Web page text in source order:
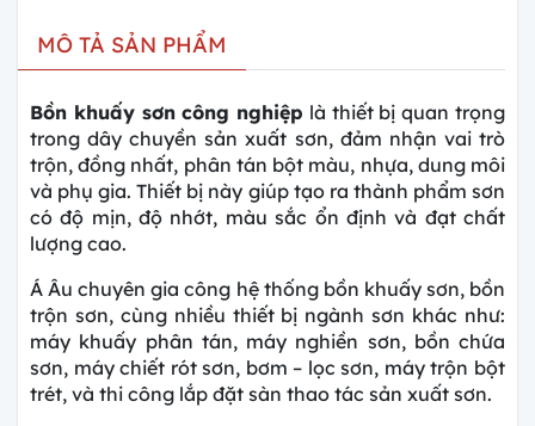
MÔ TẢ SẢN PHẨM
Bồn khuấy sơn công nghiệp là thiết bị quan trọng
trong dây chuyền sản xuất sơn, đảm nhận vai trò
trộn, đồng nhất, phân tán bột màu, nhựa, dung môi
và phụ gia. Thiết bị này giúp tạo ra thành phẩm sơn
có độ mịn, độ nhớt, màu sắc ổn định và đạt chất
lượng cao.
Á Âu chuyên gia công hệ thống bồn khuấy sơn, bồn
trộn sơn, cùng nhiều thiết bị ngành sơn khác như:
máy khuấy phân tán, máy nghiền sơn, bồn chứa
sơn, máy chiết rót sơn, bơm – lọc sơn, máy trộn bột
trét, và thi công lắp đặt sàn thao tác sản xuất sơn.